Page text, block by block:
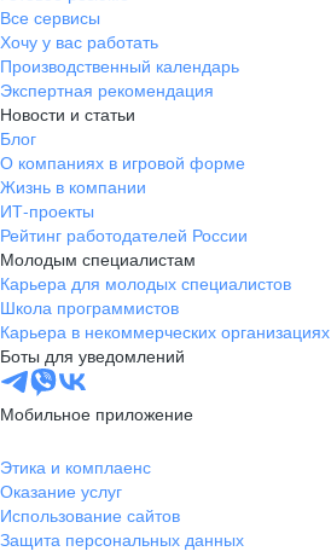
Все сервисы
Хочу у вас работать
Производственный календарь
Экспертная рекомендация
Новости и статьи
Блог
О компаниях в игровой форме
Жизнь в компании
ИТ-проекты
Рейтинг работодателей России
Молодым специалистам
Карьера для молодых специалистов
Школа программистов
Карьера в некоммерческих организациях
Боты для уведомлений
Мобильное приложение
Этика и комплаенс
Оказание услуг
Использование сайтов
Защита персональных данных